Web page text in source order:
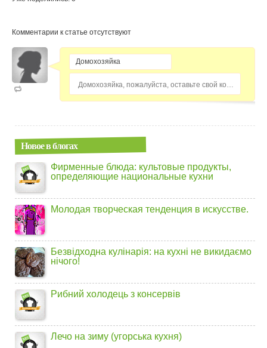
Комментарии к статье отсутствуют
Новое в блогах
Фирменные блюда: культовые продукты,
определяющие национальные кухни
Молодая творческая тенденция в искусстве.
Безвідходна кулінарія: на кухні не викидаємо
нічого!
Рибний холодець з консервів
Лечо на зиму (угорська кухня)